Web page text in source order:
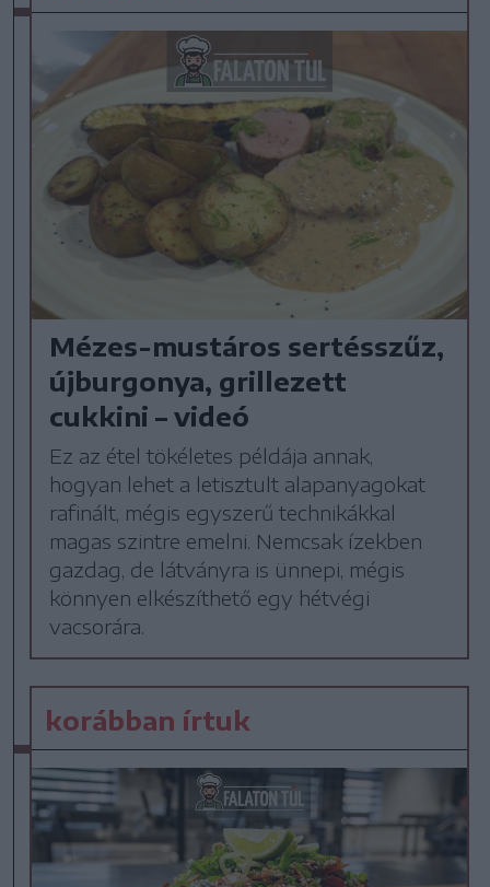
Mézes-mustáros sertésszűz,
újburgonya, grillezett
cukkini – videó
Ez az étel tökéletes példája annak,
hogyan lehet a letisztult alapanyagokat
rafinált, mégis egyszerű technikákkal
magas szintre emelni. Nemcsak ízekben
gazdag, de látványra is ünnepi, mégis
könnyen elkészíthető egy hétvégi
vacsorára.
korábban írtuk